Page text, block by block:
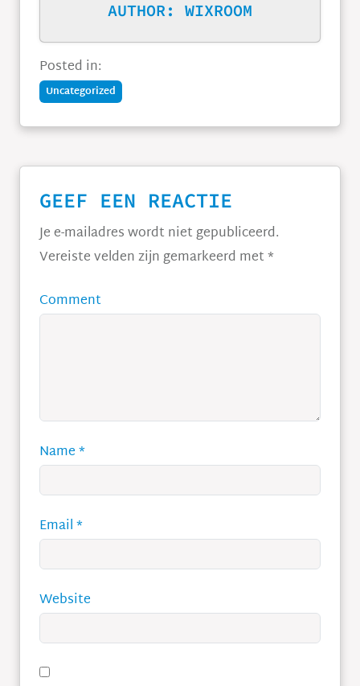
AUTHOR: WIXROOM
Posted in:
Uncategorized
GEEF EEN REACTIE
Je e-mailadres wordt niet gepubliceerd.
Vereiste velden zijn gemarkeerd met*
Comment
Name*
Email*
Website